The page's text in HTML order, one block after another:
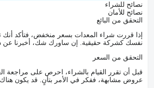
نصائح للشراء
نصائح للأمان
التحقق من البائع
إذا قررت شراء المعدات بسعر منخفض، فتأكد
نفسك كشركة حقيقية. إن ساورك شك، أخبرنا عن
التحقق من السعر
قبل أن تقرر القيام بالشراء، احرص على مراجعة
عروض مشابهة، ففكر في الأمر بتأنٍ. قد يكون هناك